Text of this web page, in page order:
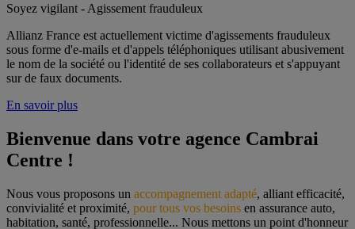
Soyez vigilant - Agissement frauduleux
Allianz France est actuellement victime d'agissements frauduleux
sous forme d'e-mails et d'appels téléphoniques utilisant abusivement
le nom de la société ou l'identité de ses collaborateurs et s'appuyant
sur de faux documents.
En savoir plus
Bienvenue dans votre agence Cambrai
Centre !
Nous vous proposons un accompagnement adapté, alliant efficacité,
convivialité et proximité, pour tous vos besoins en assurance auto,
habitation, santé, professionnelle... Nous mettons un point d'honneur